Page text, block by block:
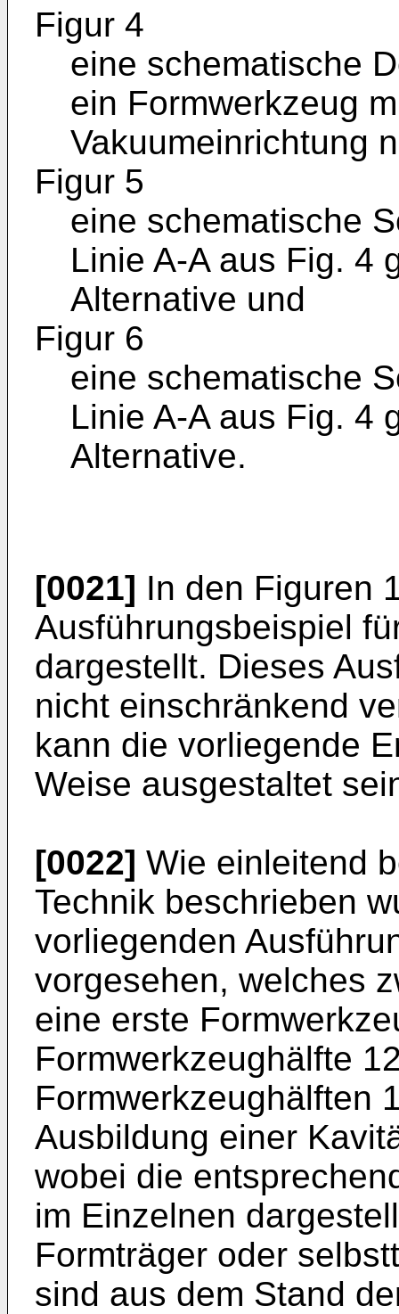
Figur 4
eine schematische
ein Formwerkzeug
Vakuumeinrichtung
Figur 5
eine schematische
Linie A-A aus Fig. 4
Alternative und
Figur 6
eine schematische
Linie A-A aus Fig. 4
Alternative.
[0021] In den Figuren
Ausführungsbeispiel
dargestellt. Dieses
nicht einschränkend
kann die vorliegende
Weise ausgestaltet
[0022] Wie einleitend
Technik beschrieben
vorliegenden
vorgesehen, welches
eine erste
Formwerkzeughälfte
Formwerkzeughälften
Ausbildung einer
wobei die
im Einzelnen
Formträger oder
sind aus dem Stand